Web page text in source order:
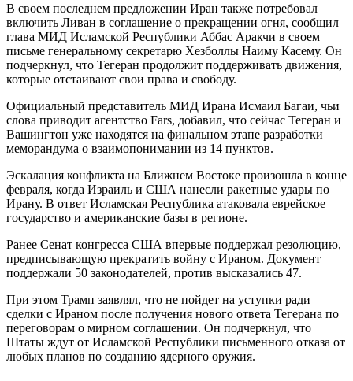
В своем последнем предложении Иран также потребовал
включить Ливан в соглашение о прекращении огня, сообщил
глава МИД Исламской Республики Аббас Аракчи в своем
письме генеральному секретарю Хезболлы Наиму Касему. Он
подчеркнул, что Тегеран продолжит поддерживать движения,
которые отстаивают свои права и свободу.
Официальный представитель МИД Ирана Исмаил Багаи, чьи
слова приводит агентство Fars, добавил, что сейчас Тегеран и
Вашингтон уже находятся на финальном этапе разработки
меморандума о взаимопонимании из 14 пунктов.
Эскалация конфликта на Ближнем Востоке произошла в конце
февраля, когда Израиль и США нанесли ракетные удары по
Ирану. В ответ Исламская Республика атаковала еврейское
государство и американские базы в регионе.
Ранее Сенат конгресса США впервые поддержал резолюцию,
предписывающую прекратить войну с Ираном. Документ
поддержали 50 законодателей, против высказались 47.
При этом Трамп заявлял, что не пойдет на уступки ради
сделки с Ираном после получения нового ответа Тегерана по
переговорам о мирном соглашении. Он подчеркнул, что
Штаты ждут от Исламской Республики письменного отказа от
любых планов по созданию ядерного оружия.